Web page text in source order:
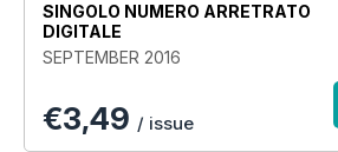
SINGOLO NUMERO ARRETRATO
DIGITALE
SEPTEMBER 2016
€3,49 / issue